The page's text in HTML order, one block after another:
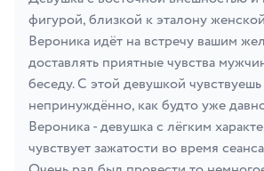
фигурой, близкой к эталону
Вероника идёт на встречу вашим
доставлять приятные чувства
беседу. С этой девушкой
непринуждённо, как будто уже
Вероника - девушка с лёгким
чувствует зажатости во время